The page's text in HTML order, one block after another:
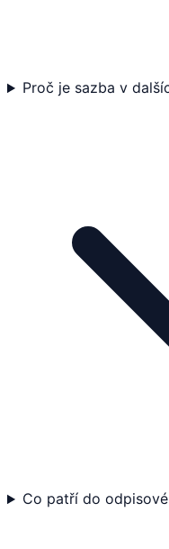
Proč je sazba v
Co patří do